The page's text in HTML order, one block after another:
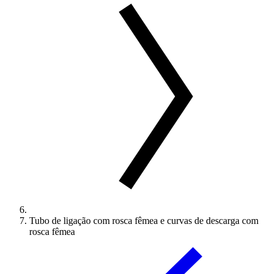
Tubo de ligação com rosca fêmea e curvas de descarga com
rosca fêmea